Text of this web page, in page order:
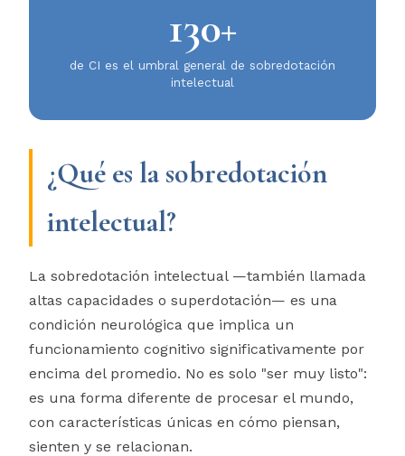
130+
de CI es el umbral general de sobredotación
intelectual
¿Qué es la sobredotación
intelectual?
La sobredotación intelectual —también llamada
altas capacidades o superdotación— es una
condición neurológica que implica un
funcionamiento cognitivo significativamente por
encima del promedio. No es solo "ser muy listo":
es una forma diferente de procesar el mundo,
con características únicas en cómo piensan,
sienten y se relacionan.